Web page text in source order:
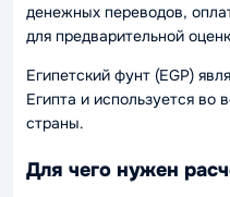
денежных переводов,
для предварительной
Египетский фунт (EGP)
Египта и используется во
страны.
Для чего нужен